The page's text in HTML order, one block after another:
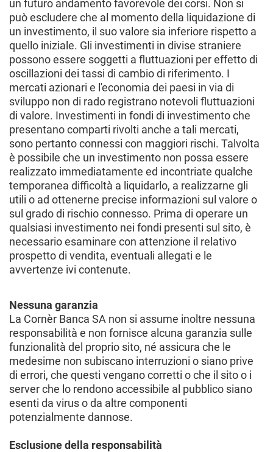
un futuro andamento favorevole dei corsi. Non si
può escludere che al momento della liquidazione di
un investimento, il suo valore sia inferiore rispetto a
quello iniziale. Gli investimenti in divise straniere
possono essere soggetti a fluttuazioni per effetto di
oscillazioni dei tassi di cambio di riferimento. I
mercati azionari e l'economia dei paesi in via di
sviluppo non di rado registrano notevoli fluttuazioni
di valore. Investimenti in fondi di investimento che
presentano comparti rivolti anche a tali mercati,
sono pertanto connessi con maggiori rischi. Talvolta
è possibile che un investimento non possa essere
realizzato immediatamente ed incontriate qualche
temporanea difficoltà a liquidarlo, a realizzarne gli
utili o ad ottenerne precise informazioni sul valore o
sul grado di rischio connesso. Prima di operare un
qualsiasi investimento nei fondi presenti sul sito, è
necessario esaminare con attenzione il relativo
prospetto di vendita, eventuali allegati e le
avvertenze ivi contenute.
Nessuna garanzia
La Cornèr Banca SA non si assume inoltre nessuna
responsabilità e non fornisce alcuna garanzia sulle
funzionalità del proprio sito, né assicura che le
medesime non subiscano interruzioni o siano prive
di errori, che questi vengano corretti o che il sito o i
server che lo rendono accessibile al pubblico siano
esenti da virus o da altre componenti
potenzialmente dannose.
Esclusione della responsabilità